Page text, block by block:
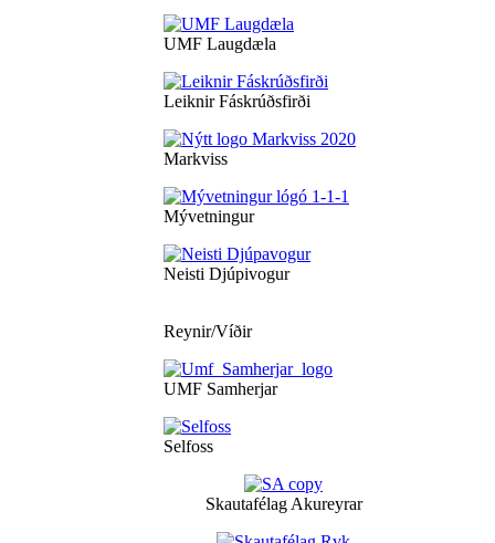
UMF Laugdæla
Leiknir Fáskrúðsfirði
Markviss
Mývetningur
Neisti Djúpivogur
Reynir/Víðir
UMF Samherjar
Selfoss
Skautafélag Akureyrar